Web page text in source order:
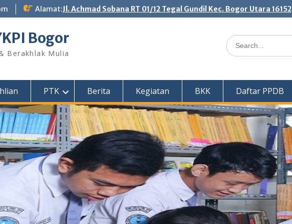
Alamat:Jl. Achmad Sobana RT 01/12 Tegal Gundil Kec. Bogor Utara 16152
Bogor
Berakhlak Mulia
Search
for:
PTK Berita Kegiatan BKK Daftar PPDB